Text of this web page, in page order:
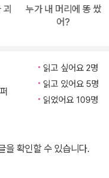
누가 내 머리에 똥 쌌
어?
읽고 싶어요 2명
읽고 있어요 5명
읽었어요 109명
을 확인할 수 있습니다.